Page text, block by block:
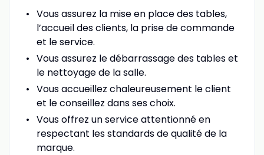
Vous assurez la mise en place des tables,
l’accueil des clients, la prise de commande
et le service.
Vous assurez le débarrassage des tables et
le nettoyage de la salle.
Vous accueillez chaleureusement le client
et le conseillez dans ses choix.
Vous offrez un service attentionné en
respectant les standards de qualité de la
marque.